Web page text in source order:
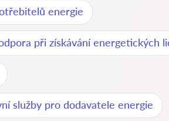
energie
při získávání energetických
služby pro dodavatele energie